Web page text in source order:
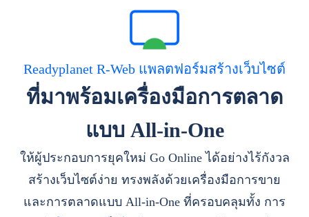
Readyplanet R-Web แพลตฟอร์มสร้างเว็บไซต์
ที่มาพร้อมเครื่องมือการตลาด
แบบ All-in-One
ให้ผู้ประกอบการยุคใหม่ Go Online ได้อย่างไร้กังวล
สร้างเว็บไซต์ง่าย ทรงพลังด้วยเครื่องมือการขาย
และการตลาดแบบ All-in-One ที่ครอบคลุมทั้ง การ